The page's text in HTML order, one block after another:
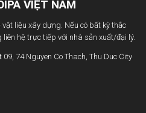
VIỆT NAM
liệu xây dựng. Nếu có bất kỳ thắc
hệ trực tiếp với nhà sản xuất/đại lý.
74 Nguyen Co Thach, Thu Duc City